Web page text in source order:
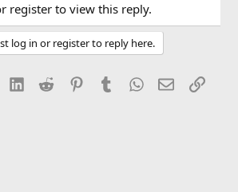
register to view this reply.
log in or register to reply here.
X (Twitter)
LinkedInReddit PinterestTumblrWhatsApp
EmailLink